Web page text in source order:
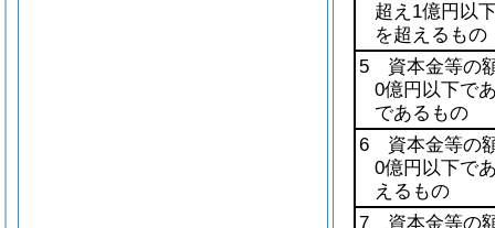
超え1億円以
を超えるもの
5 資本金等の
0億円以下で
であるもの
6 資本金等の
0億円以下で
えるもの
7 資本金等の